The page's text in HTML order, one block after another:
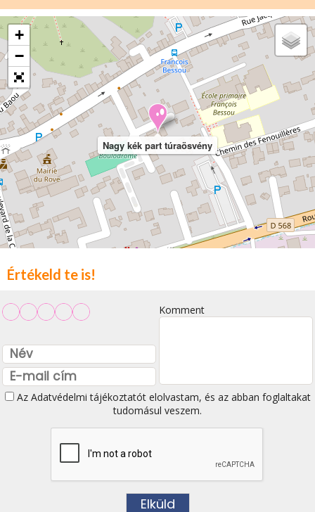
Nagy kék part túraösvény
+
−
Értékeld te is!
Komment
Az Adatvédelmi tájékoztatótelolvastam, és az abban foglaltakat
tudomásul veszem.